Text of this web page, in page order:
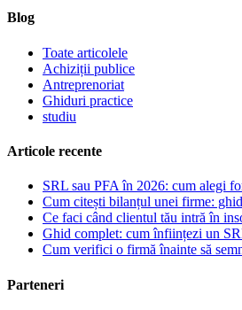
Blog
Toate articolele
Achiziții publice
Antreprenoriat
Ghiduri practice
studiu
Articole recente
SRL sau PFA în 2026: cum alegi
Cum citești bilanțul unei firme:
Ce faci când clientul tău intră în
Ghid complet: cum înființezi un
Cum verifici o firmă înainte să
Parteneri